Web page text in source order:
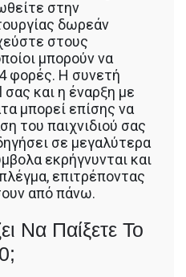
στην
δωρεάν
στους
μπορούν να
φορές. Η συνετή
σας και η έναρξη με
μπορεί επίσης να
του παιχνιδιού σας
σε μεγαλύτερα
εκρήγνυνται και
επιτρέποντας
από πάνω.
Να Παίξετε Το